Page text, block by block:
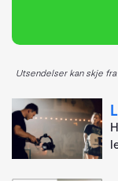
Utsendelser kan skje